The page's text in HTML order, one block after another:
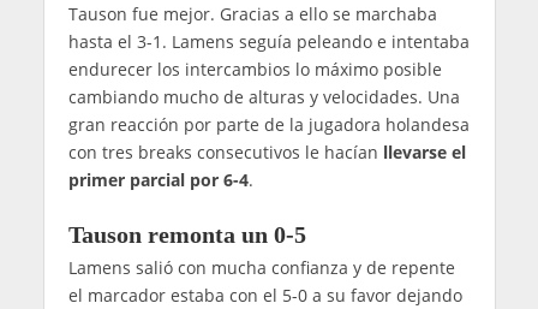
Tauson fue mejor. Gracias a ello se marchaba
hasta el 3-1. Lamens seguía peleando e intentaba
endurecer los intercambios lo máximo posible
cambiando mucho de alturas y velocidades. Una
gran reacción por parte de la jugadora holandesa
con tres breaks consecutivos le hacían llevarse el
primer parcial por 6-4.
Tauson remonta un 0-5
Lamens salió con mucha confianza y de repente
el marcador estaba con el 5-0 a su favor dejando